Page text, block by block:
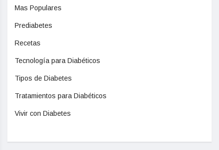
Mas Populares
Prediabetes
Recetas
Tecnología para Diabéticos
Tipos de Diabetes
Tratamientos para Diabéticos
Vivir con Diabetes